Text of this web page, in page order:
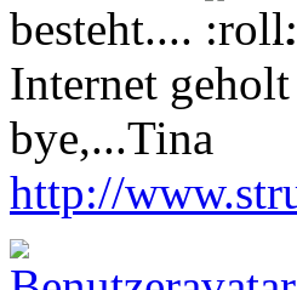
besteht....
Internet
bye,...Tina
http://